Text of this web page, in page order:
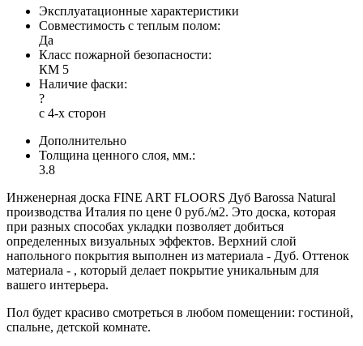
Эксплуатационные характеристики
Совместимость с теплым полом:
Да
Класс пожарной безопасности:
КМ 5
Наличие фаски:
?
с 4-х сторон
Дополнительно
Толщина ценного слоя, мм.:
3.8
Инженерная доска FINE ART FLOORS Дуб Barossa Natural
производства Италия по цене 0 руб./м2. Это доска, которая
при разных способах укладки позволяет добиться
определенных визуальных эффектов. Верхний слой
напольного покрытия выполнен из материала - Дуб. Оттенок
материала - , который делает покрытие уникальным для
вашего интерьера.
Пол будет красиво смотреться в любом помещении: гостиной,
спальне, детской комнате.